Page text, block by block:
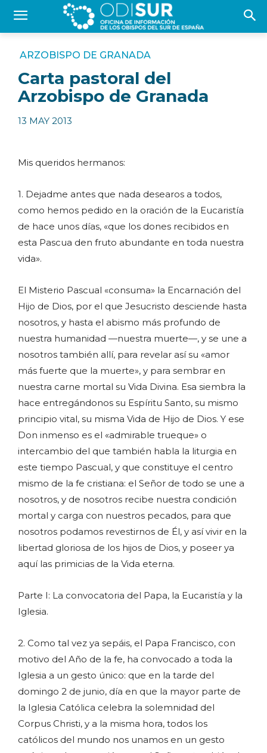
ARZOBISPO DE GRANADA
Carta pastoral del
Arzobispo de Granada
13 MAY 2013
Mis queridos hermanos:
1. Dejadme antes que nada desearos a todos,
como hemos pedido en la oración de la Eucaristía
de hace unos días, «que los dones recibidos en
esta Pascua den fruto abundante en toda nuestra
vida».
El Misterio Pascual «consuma» la Encarnación del
Hijo de Dios, por el que Jesucristo desciende hasta
nosotros, y hasta el abismo más profundo de
nuestra humanidad —nuestra muerte—, y se une a
nosotros también allí, para revelar así su «amor
más fuerte que la muerte», y para sembrar en
nuestra carne mortal su Vida Divina. Esa siembra la
hace entregándonos su Espíritu Santo, su mismo
principio vital, su misma Vida de Hijo de Dios. Y ese
Don inmenso es el «admirable trueque» o
intercambio del que también habla la liturgia en
este tiempo Pascual, y que constituye el centro
mismo de la fe cristiana: el Señor de todo se une a
nosotros, y de nosotros recibe nuestra condición
mortal y carga con nuestros pecados, para que
nosotros podamos revestirnos de Él, y así vivir en la
libertad gloriosa de los hijos de Dios, y poseer ya
aquí las primicias de la Vida eterna.
Parte I: La convocatoria del Papa, la Eucaristía y la
Iglesia.
2. Como tal vez ya sepáis, el Papa Francisco, con
motivo del Año de la fe, ha convocado a toda la
Iglesia a un gesto único: que en la tarde del
domingo 2 de junio, día en que la mayor parte de
la Iglesia Católica celebra la solemnidad del
Corpus Christi, y a la misma hora, todos los
católicos del mundo nos unamos en un gesto